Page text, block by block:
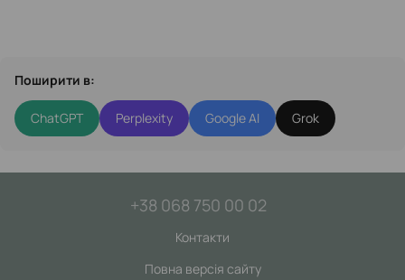
Поширити в:
ChatGPT Perplexity Google AI Grok
+38 068 750 00 02
Контакти
Повна версія сайту